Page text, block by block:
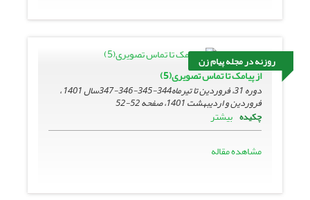
روزنه در مجله پیام زن
از پیامک تا تماس تصویری(5)
دوره 31، فروردین تا تیرماه344-345-346-347سال 1401 ،
فروردین و اردیبهشت 1401، صفحه
52-52
چکیده بیشتر
مشاهده مقاله